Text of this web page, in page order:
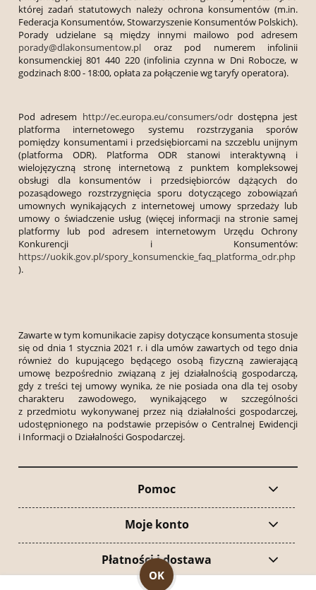
której zadań statutowych należy ochrona konsumentów (m.in.
Federacja Konsumentów, Stowarzyszenie Konsumentów Polskich).
Porady udzielane są między innymi mailowo pod adresem
porady@dlakonsumentow.pl oraz pod numerem infolinii
konsumenckiej 801 440 220 (infolinia czynna w Dni Robocze, w
godzinach 8:00 - 18:00, opłata za połączenie wg taryfy operatora).
Pod adresem http://ec.europa.eu/consumers/odrdostępna jest
platforma internetowego systemu rozstrzygania sporów
pomiędzy konsumentami i przedsiębiorcami na szczeblu unijnym
(platforma ODR). Platforma ODR stanowi interaktywną i
wielojęzyczną stronę internetową z punktem kompleksowej
obsługi dla konsumentów i przedsiębiorców dążących do
pozasądowego rozstrzygnięcia sporu dotyczącego zobowiązań
umownych wynikających z internetowej umowy sprzedaży lub
umowy o świadczenie usług (więcej informacji na stronie samej
platformy lub pod adresem internetowym Urzędu Ochrony
Konkurencji i Konsumentów:
https://uokik.gov.pl/spory_konsumenckie_faq_platforma_odr.php
).
Zawarte w tym komunikacie zapisy dotyczące konsumenta stosuje
się od dnia 1 stycznia 2021 r. i dla umów zawartych od tego dnia
również do kupującego będącego osobą fizyczną zawierającą
umowę bezpośrednio związaną z jej działalnością gospodarczą,
gdy z treści tej umowy wynika, że nie posiada ona dla tej osoby
charakteru zawodowego, wynikającego w szczególności
z przedmiotu wykonywanej przez nią działalności gospodarczej,
udostępnionego na podstawie przepisów o Centralnej Ewidencji
i Informacji o Działalności Gospodarczej.
Pomoc
Moje konto
Płatności i dostawa
OK